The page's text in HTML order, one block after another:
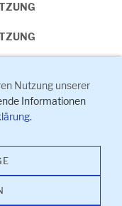
1895 e. V. - Alle
Nutzung unserer
Informationen
.